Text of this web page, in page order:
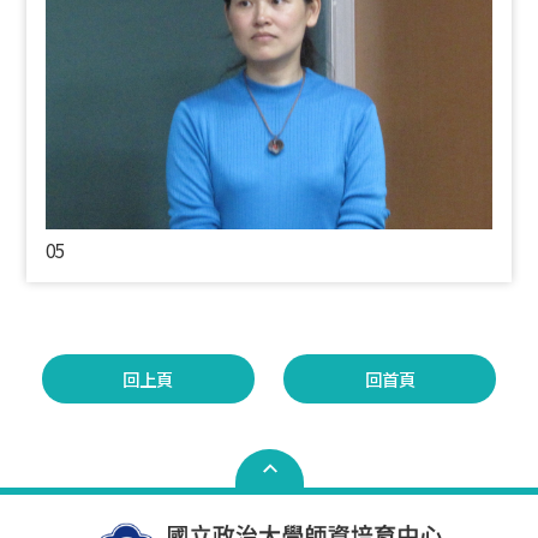
05
回上頁 回首頁